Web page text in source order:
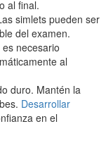
al final.
simlets pueden ser
del examen.
necesario
al
duro. Mantén la
Desarrollar
en el